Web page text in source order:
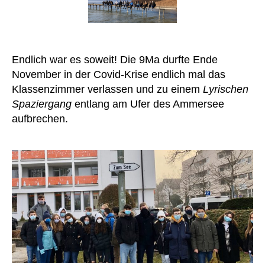
Endlich war es soweit! Die 9Ma durfte Ende
November in der Covid-Krise endlich mal das
Klassenzimmer verlassen und zu einem Lyrischen
Spaziergang entlang am Ufer des Ammersee
aufbrechen.